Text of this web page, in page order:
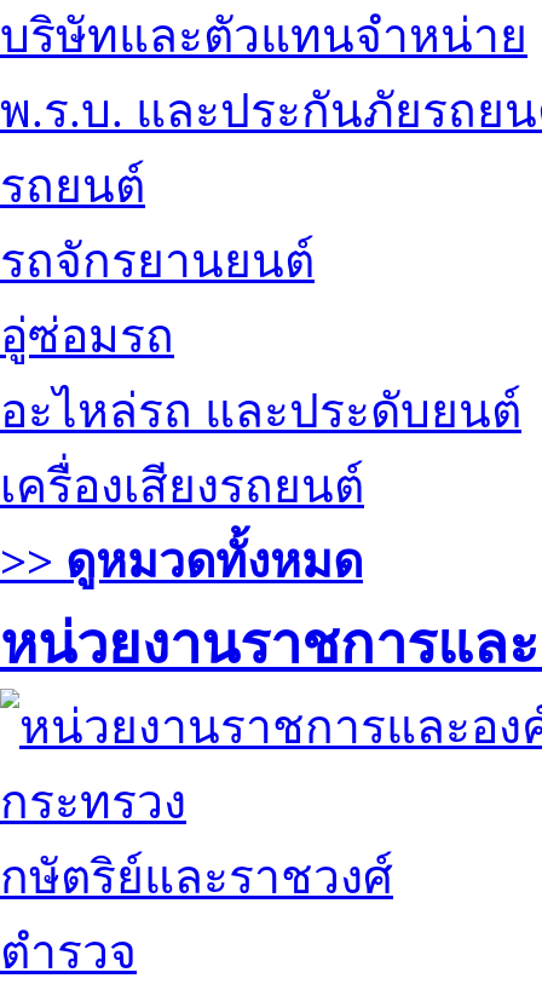
บริษัทและตัวแทนจำหน่าย
พ.ร.บ. และประกันภัยรถย
รถยนต์
รถจักรยานยนต์
อู่ซ่อมรถ
อะไหล่รถ และประดับยนต์
เครื่องเสียงรถยนต์
>> ดูหมวดทั้งหมด
หน่วยงานราชการแล
กระทรวง
กษัตริย์และราชวงศ์
ตำรวจ